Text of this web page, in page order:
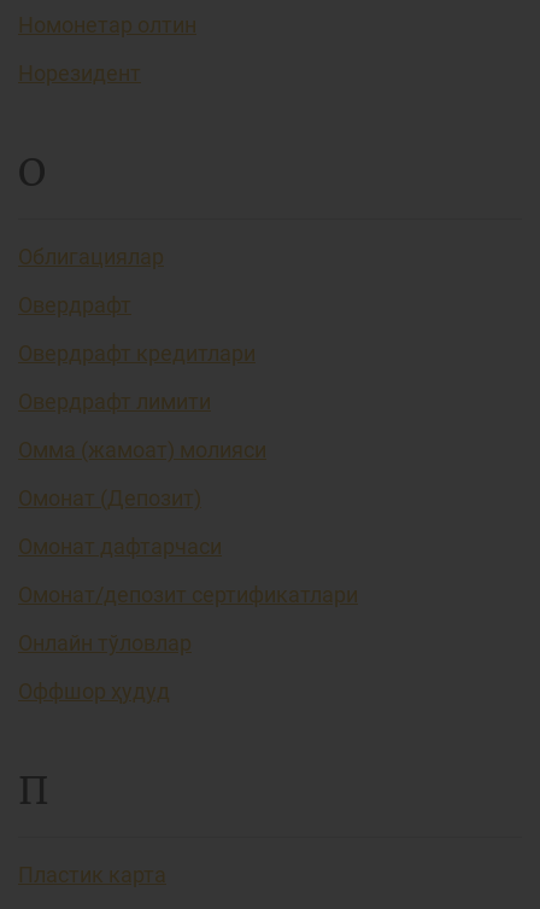
Номонетар олтин
Норезидент
О
Облигациялар
Овердрафт
Овердрафт кредитлари
Овердрафт лимити
Омма (жамоат) молияси
Омонат (Депозит)
Омонат дафтарчаси
Омонат/депозит сертификатлари
Онлайн тўловлар
Оффшор ҳудуд
П
Пластик карта